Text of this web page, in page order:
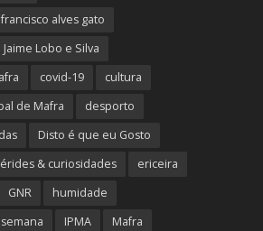
alves gato
Lobo e Silva
covid-19
cultura
de Mafra
desporto
Disto é que eu Gosto
& curiosidades
ericeira
GNR
humidade
IPMA
Mafra